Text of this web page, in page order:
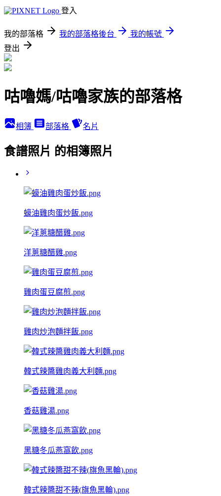
登入
我的部落格 我的部落格後台
我的帳號
登出
咕嚕媽/咕嚕家族的部落格
相簿 部落格 名片
食譜照片 的相簿照片
蠔油雞肉蛋炒飯.png
洋蔥糖醋雞.png
雞肉蛋豆腐煎.png
雞肉炒泡麵拌飯.png
韓式辣醬雞肉義大利麵.png
香菇雞湯.png
黑糖冬瓜燕窩飲.png
韓式辣醬甜不辣(旗魚黑輪).png